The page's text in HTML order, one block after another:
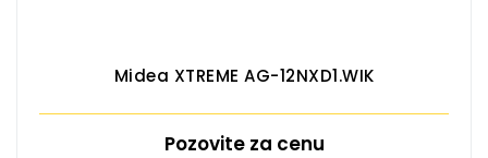
Midea XTREME AG-12NXD1.WIK
Pozovite za cenu